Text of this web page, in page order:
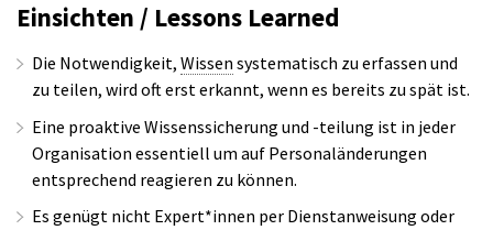
Einsichten / Lessons Learned
Die Notwendigkeit, Wissen systematisch zu erfassen und
zu teilen, wird oft erst erkannt, wenn es bereits zu spät ist.
Eine proaktive Wissenssicherung und -teilung ist in jeder
Organisation essentiell um auf Personaländerungen
entsprechend reagieren zu können.
Es genügt nicht Expert*innen per Dienstanweisung oder